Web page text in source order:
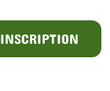
INSCRIPTION